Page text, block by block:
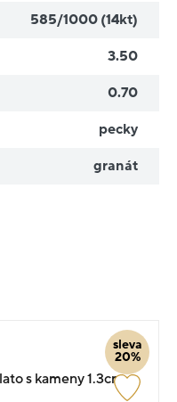
585/1000 (14kt)
3.50
0.70
pecky
granát
sleva
20%
s kameny 1.3cm